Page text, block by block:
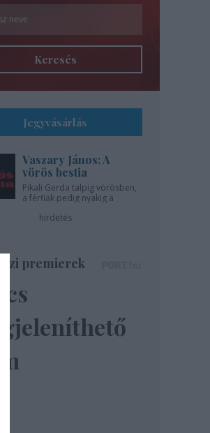
Keresés
Jegyvásárlás
Vaszary János: A
vörös bestia
Pikali Gerda talpig vörösben,
a férfiak pedig nyakig a
hirdetés
premierek